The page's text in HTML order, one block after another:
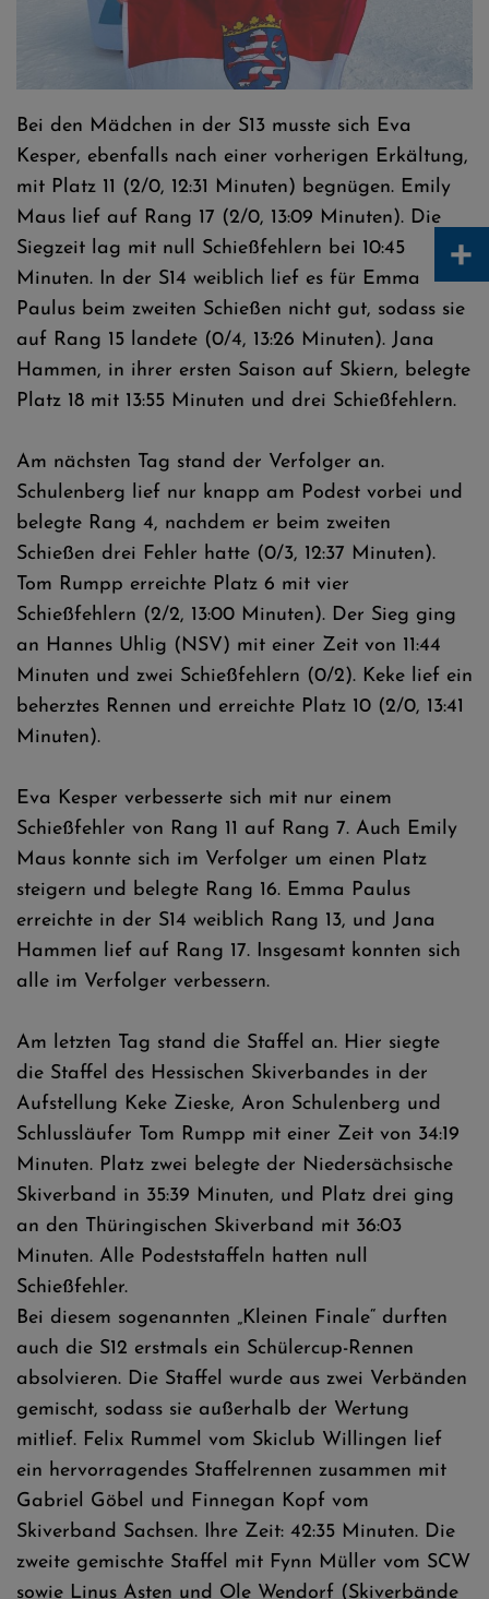
Aron Schulenberg, Keke Zieske, Tom Rumpp
Bei den Mädchen in der S13 musste sich Eva
Kesper, ebenfalls nach einer vorherigen Erkältung,
mit Platz 11 (2/0, 12:31 Minuten) begnügen. Emily
Maus lief auf Rang 17 (2/0, 13:09 Minuten). Die
Siegzeit lag mit null Schießfehlern bei 10:45
Minuten. In der S14 weiblich lief es für Emma
Paulus beim zweiten Schießen nicht gut, sodass sie
auf Rang 15 landete (0/4, 13:26 Minuten). Jana
Hammen, in ihrer ersten Saison auf Skiern, belegte
Platz 18 mit 13:55 Minuten und drei Schießfehlern.
Am nächsten Tag stand der Verfolger an.
Schulenberg lief nur knapp am Podest vorbei und
belegte Rang 4, nachdem er beim zweiten
Schießen drei Fehler hatte (0/3, 12:37 Minuten).
Tom Rumpp erreichte Platz 6 mit vier
Schießfehlern (2/2, 13:00 Minuten). Der Sieg ging
an Hannes Uhlig (NSV) mit einer Zeit von 11:44
Minuten und zwei Schießfehlern (0/2). Keke lief ein
beherztes Rennen und erreichte Platz 10 (2/0, 13:41
Minuten).
Eva Kesper verbesserte sich mit nur einem
Schießfehler von Rang 11 auf Rang 7. Auch Emily
Maus konnte sich im Verfolger um einen Platz
steigern und belegte Rang 16. Emma Paulus
erreichte in der S14 weiblich Rang 13, und Jana
Hammen lief auf Rang 17. Insgesamt konnten sich
alle im Verfolger verbessern.
Am letzten Tag stand die Staffel an. Hier siegte
die Staffel des Hessischen Skiverbandes in der
Aufstellung Keke Zieske, Aron Schulenberg und
Schlussläufer Tom Rumpp mit einer Zeit von 34:19
Minuten. Platz zwei belegte der Niedersächsische
Skiverband in 35:39 Minuten, und Platz drei ging
an den Thüringischen Skiverband mit 36:03
Minuten. Alle Podeststaffeln hatten null
Schießfehler.
Bei diesem sogenannten „Kleinen Finale“ durften
auch die S12 erstmals ein Schülercup-Rennen
absolvieren. Die Staffel wurde aus zwei Verbänden
gemischt, sodass sie außerhalb der Wertung
mitlief. Felix Rummel vom Skiclub Willingen lief
ein hervorragendes Staffelrennen zusammen mit
Gabriel Göbel und Finnegan Kopf vom
Skiverband Sachsen. Ihre Zeit: 42:35 Minuten. Die
zweite gemischte Staffel mit Fynn Müller vom SCW
sowie Linus Asten und Ole Wendorf (Skiverbände
+